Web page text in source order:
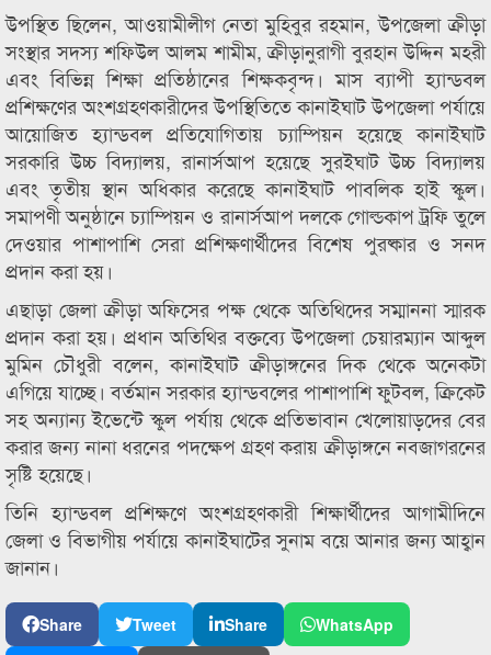
উপস্থিত ছিলেন, আওয়ামীলীগ নেতা মুহিবুর রহমান, উপজেলা ক্রীড়া
সংস্থার সদস্য শফিউল আলম শামীম, ক্রীড়ানুরাগী বুরহান উদ্দিন মহরী
এবং বিভিন্ন শিক্ষা প্রতিষ্ঠানের শিক্ষকবৃন্দ। মাস ব্যাপী হ্যান্ডবল
প্রশিক্ষণের অংশগ্রহণকারীদের উপস্থিতিতে কানাইঘাট উপজেলা পর্যায়ে
আয়োজিত হ্যান্ডবল প্রতিযোগিতায় চ্যাম্পিয়ন হয়েছে কানাইঘাট
সরকারি উচ্চ বিদ্যালয়, রানার্সআপ হয়েছে সুরইঘাট উচ্চ বিদ্যালয়
এবং তৃতীয় স্থান অধিকার করেছে কানাইঘাট পাবলিক হাই স্কুল।
সমাপণী অনুষ্ঠানে চ্যাম্পিয়ন ও রানার্সআপ দলকে গোল্ডকাপ ট্রফি তুলে
দেওয়ার পাশাপাশি সেরা প্রশিক্ষণার্থীদের বিশেষ পুরষ্কার ও সনদ
প্রদান করা হয়।
এছাড়া জেলা ক্রীড়া অফিসের পক্ষ থেকে অতিথিদের সম্মাননা স্মারক
প্রদান করা হয়। প্রধান অতিথির বক্তব্যে উপজেলা চেয়ারম্যান আব্দুল
মুমিন চৌধুরী বলেন, কানাইঘাট ক্রীড়াঙ্গনের দিক থেকে অনেকটা
এগিয়ে যাচ্ছে। বর্তমান সরকার হ্যান্ডবলের পাশাপাশি ফুটবল, ক্রিকেট
সহ অন্যান্য ইভেন্টে স্কুল পর্যায় থেকে প্রতিভাবান খেলোয়াড়দের বের
করার জন্য নানা ধরনের পদক্ষেপ গ্রহণ করায় ক্রীড়াঙ্গনে নবজাগরনের
সৃষ্টি হয়েছে।
তিনি হ্যান্ডবল প্রশিক্ষণে অংশগ্রহণকারী শিক্ষার্থীদের আগামীদিনে
জেলা ও বিভাগীয় পর্যায়ে কানাইঘাটের সুনাম বয়ে আনার জন্য আহ্বান
জানান।
Share Tweet Share
WhatsApp